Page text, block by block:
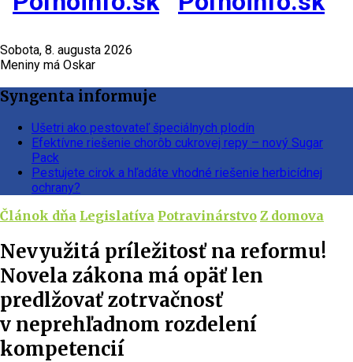
Sobota, 8. augusta 2026
Meniny má Oskar
Syngenta informuje
Ušetri ako pestovateľ špeciálnych plodín
Efektívne riešenie chorôb cukrovej repy – nový Sugar
Pack
Pestujete cirok a hľadáte vhodné riešenie herbicídnej
ochrany?
Článok dňa Legislatíva Potravinárstvo Z domova
Nevyužitá príležitosť na reformu!
Novela zákona má opäť len
predlžovať zotrvačnosť
v neprehľadnom rozdelení
kompetencií